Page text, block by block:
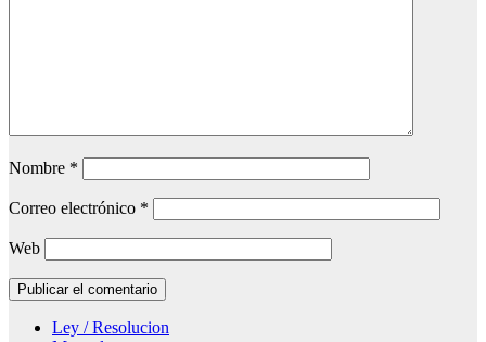
Nombre *
Correo electrónico *
Web
Ley / Resolucion